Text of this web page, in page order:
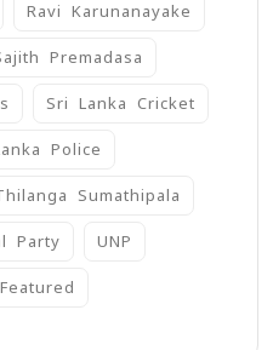
Ravi Karunanayake
Premadasa
Sri Lanka Cricket
Police
Sumathipala
Party UNP
‍Featured